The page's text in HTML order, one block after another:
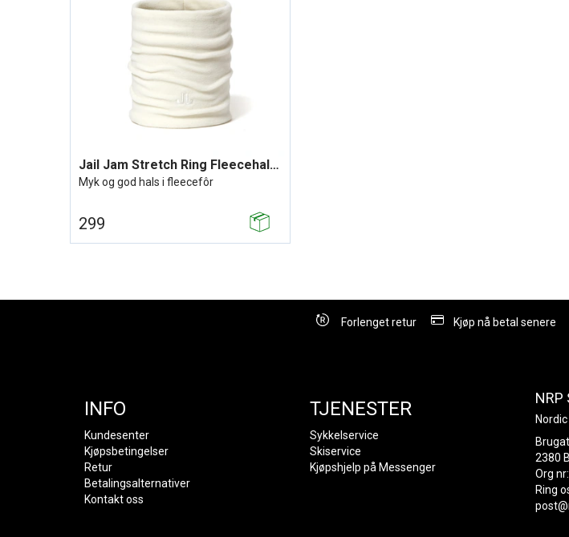
Jail Jam Stretch Ring Fleecehals Hvit
Myk og god hals i fleecefôr
299
Forlenget retur Kjøp nå betal senere
INFO
Kundesenter
Kjøpsbetingelser
Retur
Betalingsalternativer
Kontakt oss
TJENESTER
Sykkelservice
Skiservice
Kjøpshjelp på Messenger
NRP
2380
Org
Ring